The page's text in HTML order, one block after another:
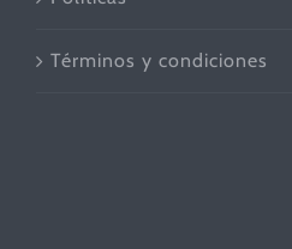
Términos y condiciones